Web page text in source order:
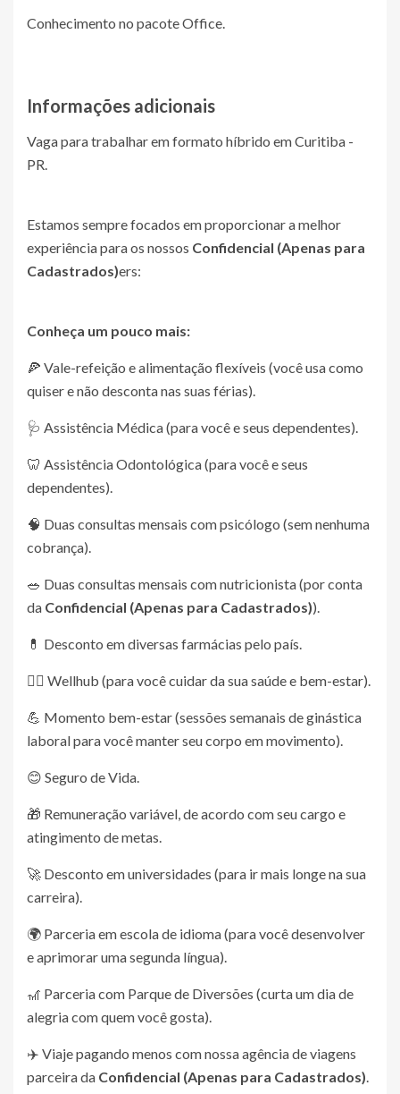
Conhecimento no pacote Office.
Informações adicionais
Vaga para trabalhar em formato híbrido em Curitiba -
PR.
Estamos sempre focados em proporcionar a melhor
experiência para os nossos Confidencial (Apenas para
Cadastrados)ers:
Conheça um pouco mais:
🍕 Vale-refeição e alimentação flexíveis (você usa como
quiser e não desconta nas suas férias).
🩺 Assistência Médica (para você e seus dependentes).
🦷 Assistência Odontológica (para você e seus
dependentes).
🧠 Duas consultas mensais com psicólogo (sem nenhuma
cobrança).
🥗 Duas consultas mensais com nutricionista (por conta
da Confidencial (Apenas para Cadastrados)).
💊 Desconto em diversas farmácias pelo país.
🏋️‍♀️ Wellhub (para você cuidar da sua saúde e bem-estar).
💪 Momento bem-estar (sessões semanais de ginástica
laboral para você manter seu corpo em movimento).
😊 Seguro de Vida.
🎁 Remuneração variável, de acordo com seu cargo e
atingimento de metas.
🚀 Desconto em universidades (para ir mais longe na sua
carreira).
🌍 Parceria em escola de idioma (para você desenvolver
e aprimorar uma segunda língua).
🎢 Parceria com Parque de Diversões (curta um dia de
alegria com quem você gosta).
✈️ Viaje pagando menos com nossa agência de viagens
parceira da Confidencial (Apenas para Cadastrados).